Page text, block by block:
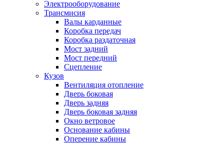
Электрооборудование
Трансмисия
Валы карданные
Коробка передач
Коробка раздаточная
Мост задний
Мост передний
Сцепление
Кузов
Вентиляция отопление
Дверь боковая
Дверь задняя
Дверь боковая задняя
Окно ветровое
Основание кабины
Оперение кабины